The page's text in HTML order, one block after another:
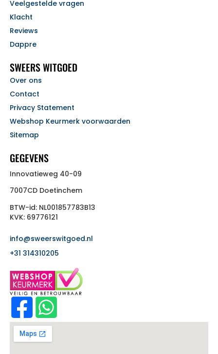
Veelgestelde vragen
Klacht
Reviews
Dappre
SWEERS WITGOED
Over ons
Contact
Privacy Statement
Webshop Keurmerk voorwaarden
Sitemap
GEGEVENS
Innovatieweg 40-09
7007CD Doetinchem
BTW-id: NL001857783B13
KVK: 69776121
info@sweerswitgoed.nl
+31 314310205